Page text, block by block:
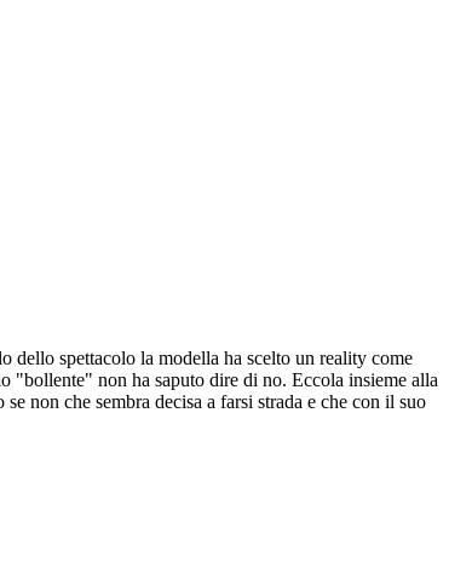
dello spettacolo la modella ha scelto un reality come
"bollente" non ha saputo dire di no. Eccola insieme alla
non che sembra decisa a farsi strada e che con il suo